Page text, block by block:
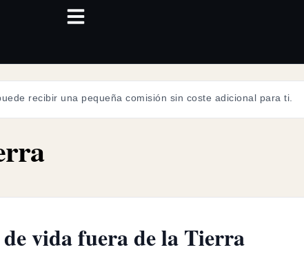
recibir una pequeña comisión sin coste adicional para ti.
vida fuera de la Tierra